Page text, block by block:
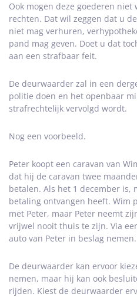
Ook mogen deze goederen
rechten. Dat wil zeggen dat u
niet mag verhuren,
pand mag geven. Doet u dat
aan een strafbaar feit.
De deurwaarder zal in een
politie doen en het openbaar
strafrechtelijk vervolgd wordt.
Nog een voorbeeld.
Peter koopt een caravan van
dat hij de caravan twee
betalen. Als het 1 december is,
betaling ontvangen heeft. Wim
met Peter, maar Peter neemt
vrijwel nooit thuis te zijn. Via
auto van Peter in beslag nemen.
De deurwaarder kan ervoor
nemen, maar hij kan ook
rijden. Kiest de deurwaarder